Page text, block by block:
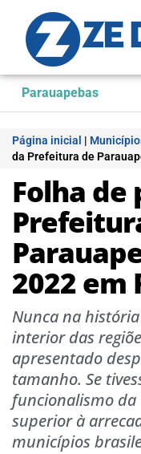
Parauapebas
Página inicial |
da Prefeitura de
Folha de
2022 em
Nunca na
interior das
apresentado
tamanho. Se
funcionalismo
superior à
municípios